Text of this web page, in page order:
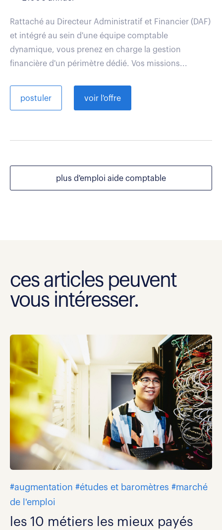
Rattaché au Directeur Administratif et Financier (DAF)
et intégré au sein d'une équipe comptable
dynamique, vous prenez en charge la gestion
financière d'un périmètre dédié. Vos missions...
postuler voir l'offre
plus d'emploi aide comptable
ces articles peuvent
vous intéresser.
#augmentation #études et baromètres #marché
de l'emploi
les 10 métiers les mieux payés